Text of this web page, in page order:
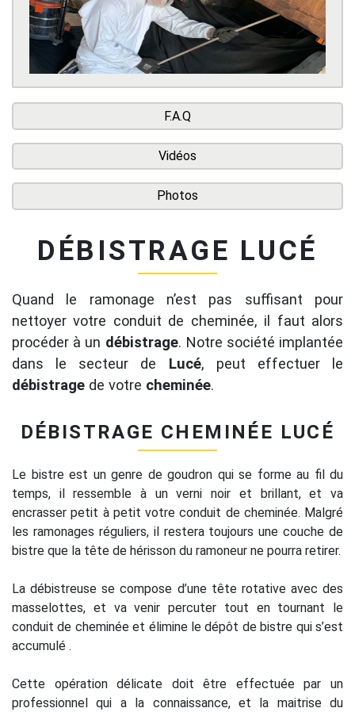
F.A.Q
Vidéos
Photos
DÉBISTRAGE LUCÉ
Quand le ramonage n’est pas suffisant pour
nettoyer votre conduit de cheminée, il faut alors
procéder à un débistrage. Notre société implantée
dans le secteur de Lucé, peut effectuer le
débistrage de votre cheminée.
DÉBISTRAGE CHEMINÉE LUCÉ
Le bistre est un genre de goudron qui se forme au fil du
temps, il ressemble à un verni noir et brillant, et va
encrasser petit à petit votre conduit de cheminée. Malgré
les ramonages réguliers, il restera toujours une couche de
bistre que la tête de hérisson du ramoneur ne pourra retirer.
La débistreuse se compose d’une tête rotative avec des
masselottes, et va venir percuter tout en tournant le
conduit de cheminée et élimine le dépôt de bistre qui s’est
accumulé .
Cette opération délicate doit être effectuée par un
professionnel qui a la connaissance, et la maitrise du